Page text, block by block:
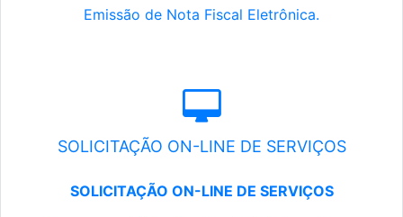
Emissão de Nota Fiscal Eletrônica.
SOLICITAÇÃO ON-LINE DE SERVIÇOS
SOLICITAÇÃO ON-LINE DE SERVIÇOS